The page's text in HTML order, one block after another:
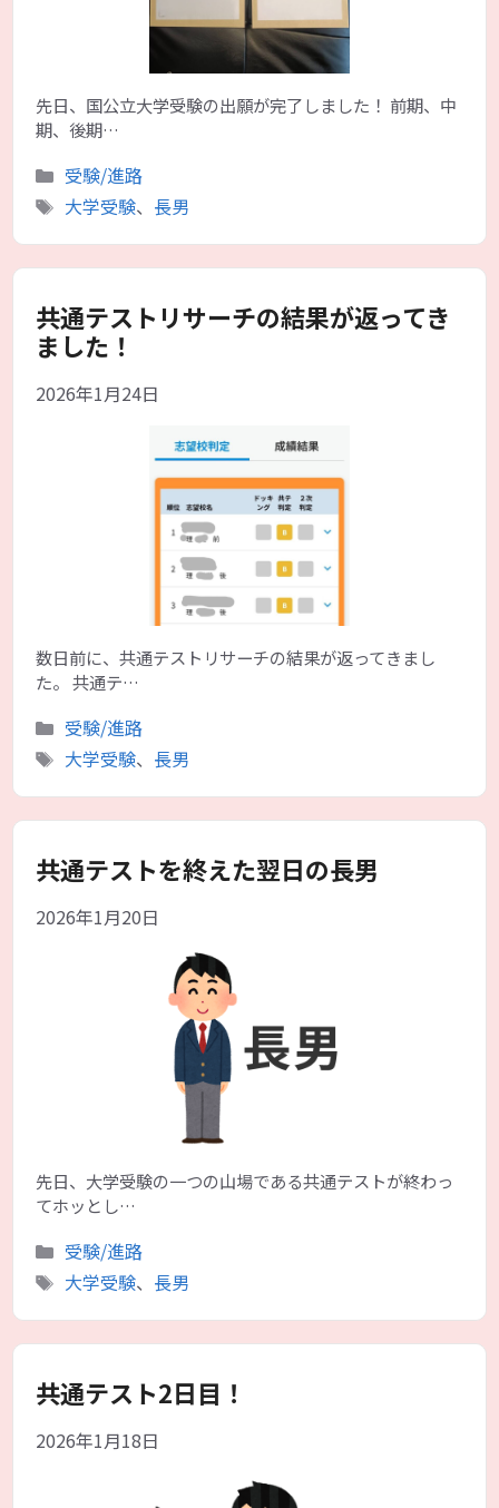
先日、国公立大学受験の出願が完了しました！ 前期、中
期、後期…
カ
テ
リ
受験/進路
タ
大学受験、 長男
共通テストリサーチの結果が返ってき
ました！
2026年1月24日
数日前に、共通テストリサーチの結果が返ってきまし
た。 共通テ…
カ
テ
リ
受験/進路
タ
大学受験、 長男
共通テストを終えた翌日の長男
2026年1月20日
先日、大学受験の一つの山場である共通テストが終わっ
てホッとし…
カ
テ
リ
受験/進路
タ
大学受験、 長男
共通テスト2日目！
2026年1月18日